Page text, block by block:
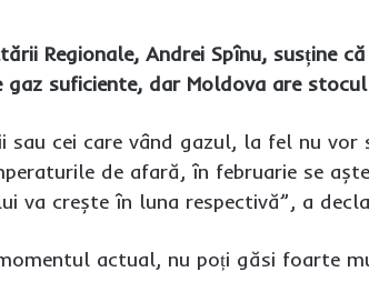
Regionale, Andrei Spînu, susține
suficiente, dar Moldova are
sau cei care vând gazul, la fel nu
de afară, în februarie se
va crește în luna respectivă”, a
actual, nu poți găsi foarte